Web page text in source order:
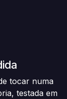
tocar numa
testada em